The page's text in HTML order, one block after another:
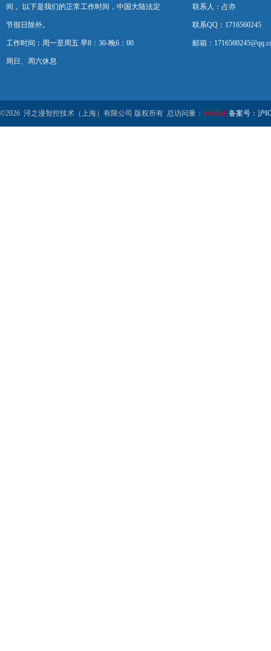
间 。以下是我们的正常工作时间，中国大陆法定
节假日除外。
工作时间：周一至周五 早8：30-晚6：00
周日、周六休息
联系人：占亦
联系QQ：1716560245
邮箱：
©2026 浔之漫智控技术（上海）有限公司 版权所有 总访问量： 546354 备案号：沪